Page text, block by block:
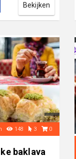
Bekijken
148 3 0
baklava